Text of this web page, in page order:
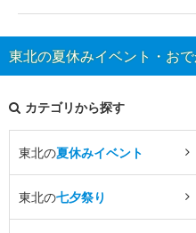
東北の夏休みイベント・お
カテゴリから探す
東北の夏休みイベント
東北の七夕祭り